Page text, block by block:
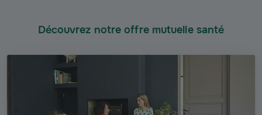
Découvrez notre offre mutuelle santé